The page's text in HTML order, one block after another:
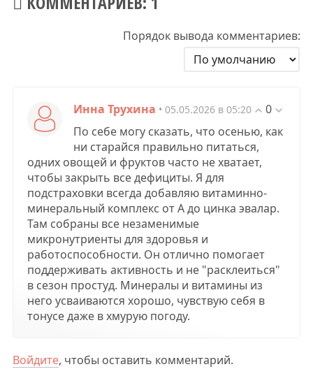
Порядок вывода комментариев:
Инна Трухина • 05.05.2026 в 05:20
0
По себе могу сказать, что осенью, как
ни старайся правильно питаться,
одних овощей и фруктов часто не хватает,
чтобы закрыть все дефициты. Я для
подстраховки всегда добавляю витаминно-
минеральный комплекс от А до цинка эвалар.
Там собраны все незаменимые
микронутриенты для здоровья и
работоспособности. Он отлично помогает
поддерживать активность и не "расклеиться"
в сезон простуд. Минералы и витамины из
него усваиваются хорошо, чувствую себя в
тонусе даже в хмурую погоду.
Войдите, чтобы оставить комментарий.